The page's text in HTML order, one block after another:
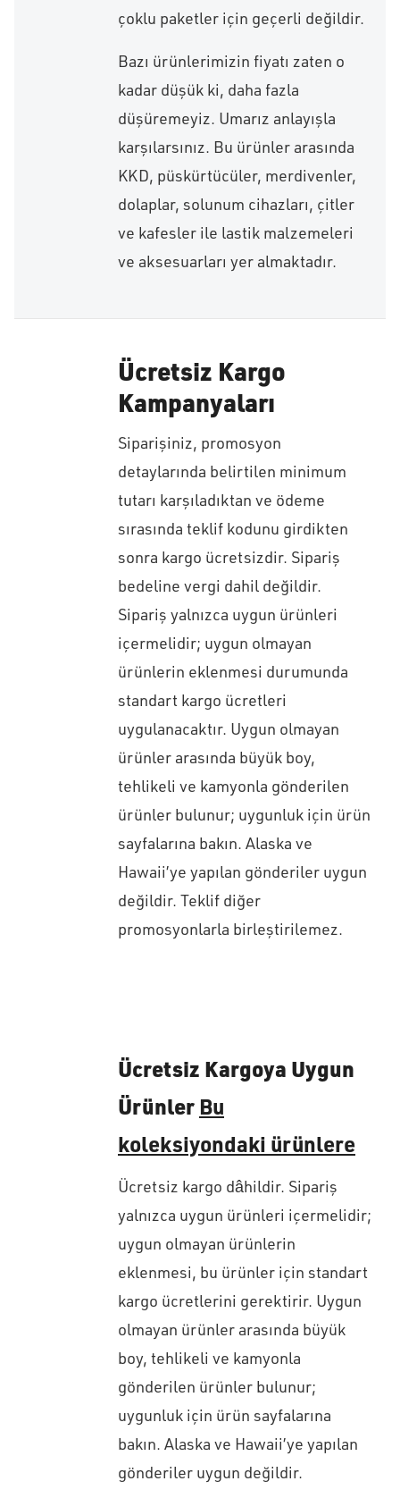
çoklu paketler için geçerli değildir.
Bazı ürünlerimizin fiyatı zaten o
kadar düşük ki, daha fazla
düşüremeyiz. Umarız anlayışla
karşılarsınız. Bu ürünler arasında
KKD, püskürtücüler, merdivenler,
dolaplar, solunum cihazları, çitler
ve kafesler ile lastik malzemeleri
ve aksesuarları yer almaktadır.
Ücretsiz Kargo
Kampanyaları
Siparişiniz, promosyon
detaylarında belirtilen minimum
tutarı karşıladıktan ve ödeme
sırasında teklif kodunu girdikten
sonra kargo ücretsizdir. Sipariş
bedeline vergi dahil değildir.
Sipariş yalnızca uygun ürünleri
içermelidir; uygun olmayan
ürünlerin eklenmesi durumunda
standart kargo ücretleri
uygulanacaktır. Uygun olmayan
ürünler arasında büyük boy,
tehlikeli ve kamyonla gönderilen
ürünler bulunur; uygunluk için ürün
sayfalarına bakın. Alaska ve
Hawaii’ye yapılan gönderiler uygun
değildir. Teklif diğer
promosyonlarla birleştirilemez.
Ücretsiz Kargoya Uygun
Ürünler Bu
koleksiyondaki ürünlere
Ücretsiz kargo dâhildir. Sipariş
yalnızca uygun ürünleri içermelidir;
uygun olmayan ürünlerin
eklenmesi, bu ürünler için standart
kargo ücretlerini gerektirir. Uygun
olmayan ürünler arasında büyük
boy, tehlikeli ve kamyonla
gönderilen ürünler bulunur;
uygunluk için ürün sayfalarına
bakın. Alaska ve Hawaii’ye yapılan
gönderiler uygun değildir.